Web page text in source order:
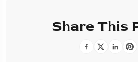
Share This